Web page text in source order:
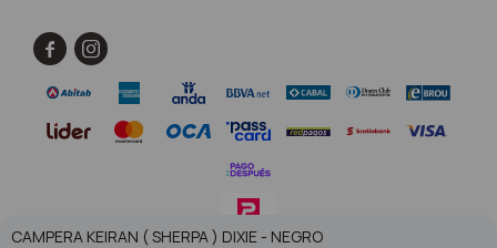
CAMPERA KEIRAN ( SHERPA ) DIXIE - NEGRO
 